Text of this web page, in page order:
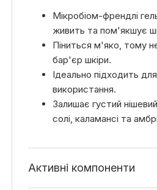
Мікробіом-френдлі
живить та пом'якшує
Піниться м'яко, тому
бар'єр шкіри.
Ідеально підходить
використання.
Залишає густий
солі, каламансі та
Активні компоненти